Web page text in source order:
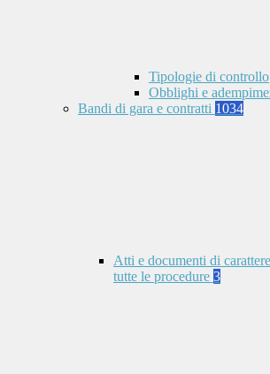
Tipologie di controllo
Obblighi e
Bandi di gara e contratti 1034
Atti e documenti di
tutte le procedure 3